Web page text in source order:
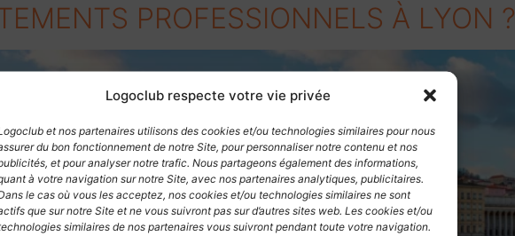
Logoclub respecte votre vie privée
et nos partenaires utilisons des cookies et/ou technologies similaires pour nous
du bon fonctionnement de notre Site, pour personnaliser notre contenu et nos
et pour analyser notre trafic. Nous partageons également des informations,
à votre navigation sur notre Site, avec nos partenaires analytiques, publicitaires.
le cas où vous les acceptez, nos cookies et/ou technologies similaires ne sont
que sur notre Site et ne vous suivront pas sur d’autres sites web. Les cookies et/ou
similaires de nos partenaires vous suivront pendant toute votre navigation.
PROFESSIONNELS À LYON ?